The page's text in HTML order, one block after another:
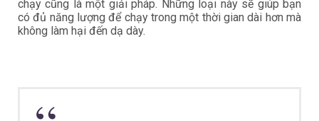
chạy cũng là một giải pháp. Những loại này sẽ giúp bạn
có đủ năng lượng để chạy trong một thời gian dài hơn mà
không làm hại đến dạ dày.